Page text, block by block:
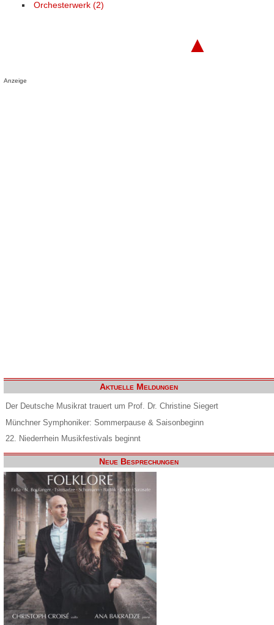
Orchesterwerk (2)
▲
Anzeige
Aktuelle Meldungen
Der Deutsche Musikrat trauert um Prof. Dr. Christine Siegert
Münchner Symphoniker: Sommerpause & Saisonbeginn
22. Niederrhein Musikfestivals beginnt
Neue Besprechungen